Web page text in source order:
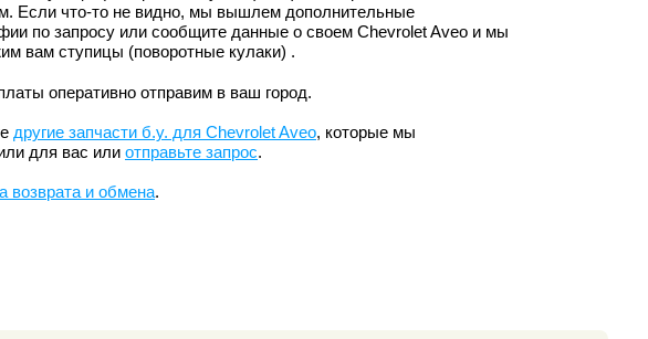
Если что-то не видно, мы вышлем дополнительные
по запросу или сообщите данные о своем Chevrolet Aveo и мы
вам ступицы (поворотные кулаки) .
оперативно отправим в ваш город.
другие запчасти б.у. для Chevrolet Aveo, которые мы
для вас или отправьте запрос.
возврата и обмена.